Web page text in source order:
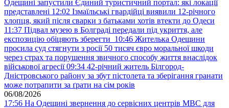
Одещині запустили Єдиний туристичний портал: які локації
представлені 12:02 Ізмаїльські гвардійці виявили 12-річного
хлопця, який після сварки з батьками хотів втекти до Одеси
11:37 Підвал музею в Болграді передали під укриття, але
експозицію обіцяють зберегти 10:46 Жителька Одещини
просила суд стягнути з росії 50 тисяч євро моральної шкоди
через страх та порушення звичного способу життя внаслідок
військової агресії 09:34 42-річний житель Білгород-
Дністровського району за збут пістолета та зберігання гранати
може потрапити за ґрати на сім років
06/08/2026
17:56 На Одещині звернення до сервісних центрів МВС для